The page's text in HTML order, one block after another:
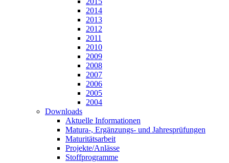
2014
2013
2012
2011
2010
2009
2008
2007
2006
2005
2004
Downloads
Aktuelle Informationen
Matura-, Ergänzungs- und Jahresprüfungen
Maturitätsarbeit
Projekte/Anlässe
Stoffprogramme